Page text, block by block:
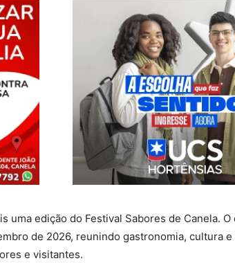
uma edição do Festival Sabores de Canela. O
de 2026, reunindo gastronomia, cultura e
e visitantes.